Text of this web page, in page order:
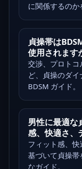
に関係するのか
貞操帯は
使用されます
交渉、プロト
ど、貞操のダ
BDSM ガイド。
男性に最適な
感、快適さ、
フィット感、
基づいて貞操
なガイド。